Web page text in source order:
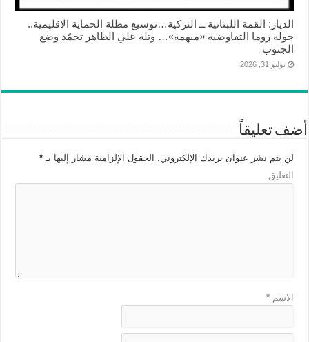
الديار: القمة اللبنانية ــ التركية…توسيع مظلة الحماية الاقليمية..
جولة روما التفاوضية «مبهمة»… وتلة علي الطاهر تجمّد وضع
الجنوب
يوليو 31, 2026
أضف تعليقاً
لن يتم نشر عنوان بريدك الإلكتروني. الحقول الإلزامية مشار إليها بـ*
التعليق
الاسم*